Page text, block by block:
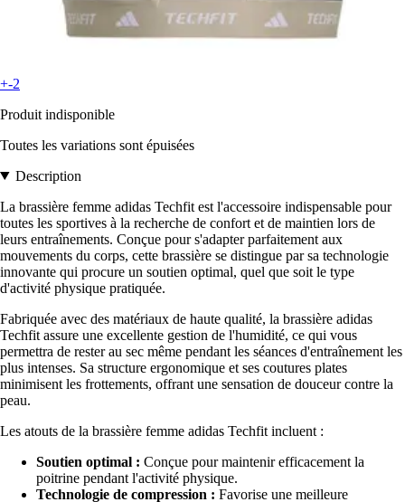
+-2
Produit indisponible
Toutes les variations sont épuisées
Description
La brassière femme adidas Techfit est l'accessoire indispensable pour
toutes les sportives à la recherche de confort et de maintien lors de
leurs entraînements. Conçue pour s'adapter parfaitement aux
mouvements du corps, cette brassière se distingue par sa technologie
innovante qui procure un soutien optimal, quel que soit le type
d'activité physique pratiquée.
Fabriquée avec des matériaux de haute qualité, la brassière adidas
Techfit assure une excellente gestion de l'humidité, ce qui vous
permettra de rester au sec même pendant les séances d'entraînement les
plus intenses. Sa structure ergonomique et ses coutures plates
minimisent les frottements, offrant une sensation de douceur contre la
peau.
Les atouts de la brassière femme adidas Techfit incluent :
Soutien optimal : Conçue pour maintenir efficacement la
poitrine pendant l'activité physique.
Technologie de compression : Favorise une meilleure